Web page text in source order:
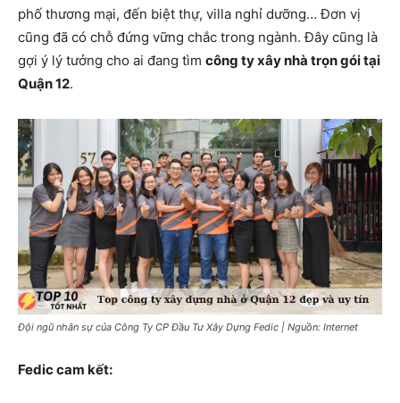
phố thương mại, đến biệt thự, villa nghỉ dưỡng… Đơn vị
cũng đã có chỗ đứng vững chắc trong ngành. Đây cũng là
gợi ý lý tưởng cho ai đang tìm công ty xây nhà trọn gói tại
Quận 12.
Đội ngũ nhân sự của Công Ty CP Đầu Tư Xây Dựng Fedic | Nguồn: Internet
Fedic cam kết: